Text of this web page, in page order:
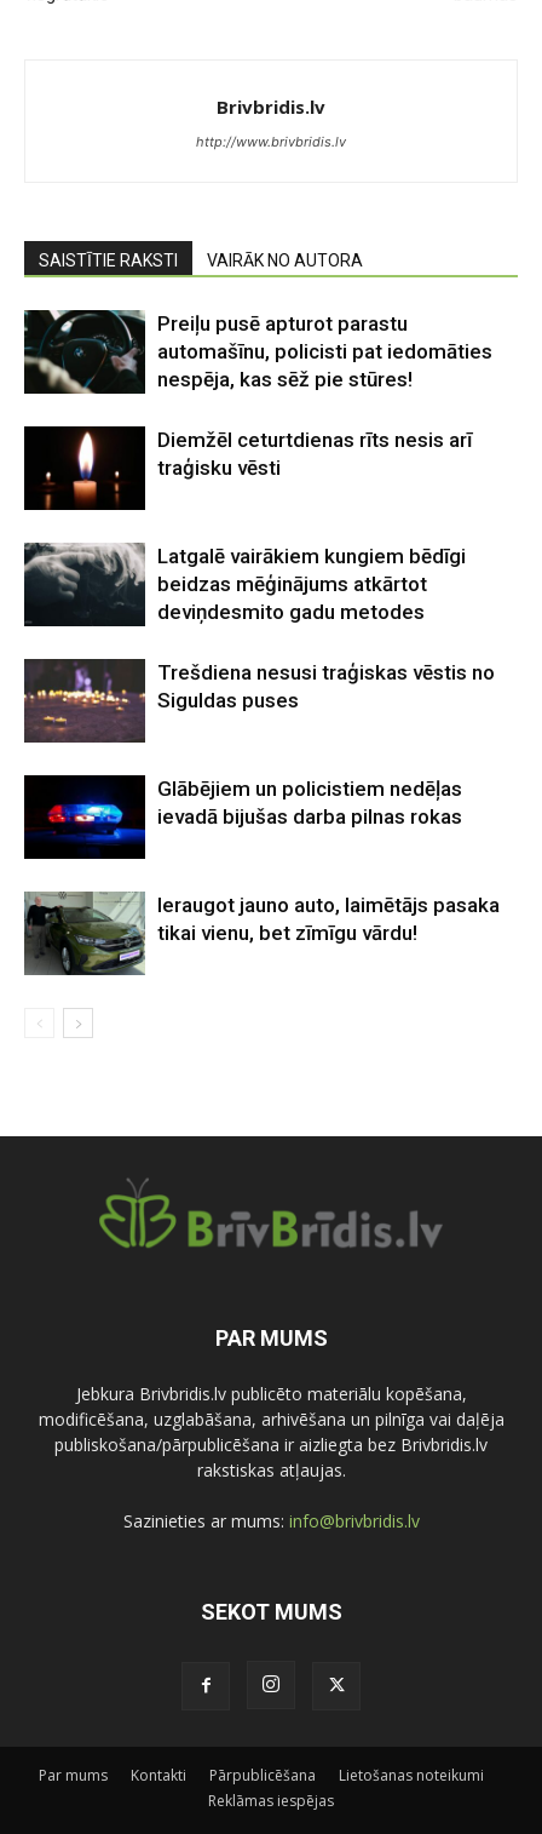
Brivbridis.lv
http://www.brivbridis.lv
SAISTĪTIE RAKSTI VAIRĀK NO AUTORA
Preiļu pusē apturot parastu
automašīnu, policisti pat iedomāties
nespēja, kas sēž pie stūres!
Diemžēl ceturtdienas rīts nesis arī
traģisku vēsti
Latgalē vairākiem kungiem bēdīgi
beidzas mēģinājums atkārtot
deviņdesmito gadu metodes
Trešdiena nesusi traģiskas vēstis no
Siguldas puses
Glābējiem un policistiem nedēļas
ievadā bijušas darba pilnas rokas
Ieraugot jauno auto, laimētājs pasaka
tikai vienu, bet zīmīgu vārdu!
PAR MUMS
Jebkura Brivbridis.lv publicēto materiālu kopēšana,
modificēšana, uzglabāšana, arhivēšana un pilnīga vai daļēja
publiskošana/pārpublicēšana ir aizliegta bez Brivbridis.lv
rakstiskas atļaujas.
Sazinieties ar mums: info@brivbridis.lv
SEKOT MUMS
Par mums Kontakti Pārpublicēšana
Lietošanas noteikumi
Reklāmas iespējas